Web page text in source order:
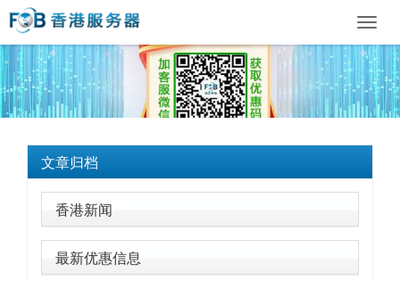
文章归档
香港新闻
最新优惠信息